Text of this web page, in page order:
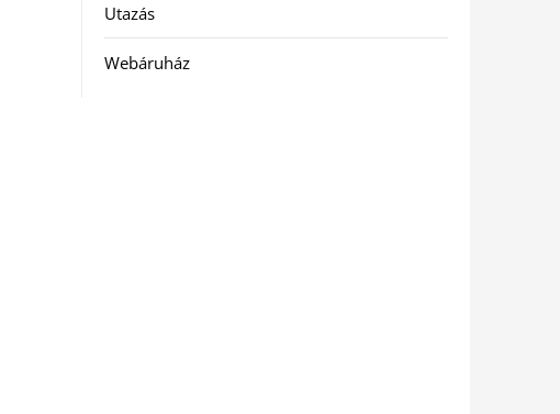
Utazás
Webáruház